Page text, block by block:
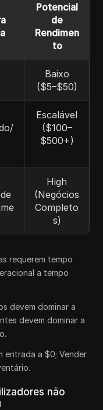
Potencial
de
Rendimen
to
Baixo
($5–$50)
Escalável
($100–
$500+)
High
(Negócios
Completo
s)
requerem tempo
a tempo
devem dominar a
devem dominar a
entrada a $0; Vender
não